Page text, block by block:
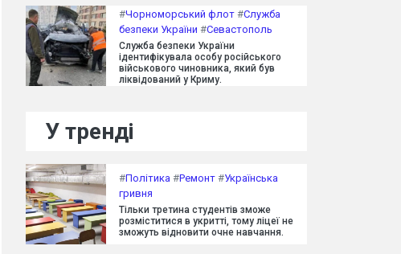
#Чорноморський флот #Служба
безпеки України #Севастополь
Служба безпеки України
ідентифікувала особу російського
військового чиновника, який був
ліквідований у Криму.
У тренді
#Політика #Ремонт #Українська
гривня
Тільки третина студентів зможе
розміститися в укритті, тому ліцеї не
зможуть відновити очне навчання.